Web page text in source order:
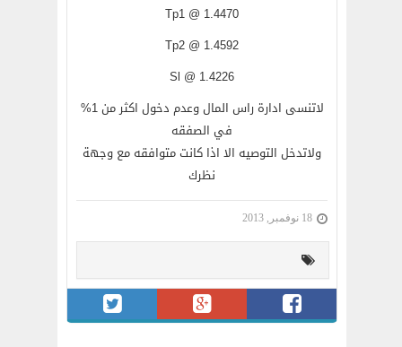
Tp1 @ 1.4470
Tp2 @ 1.4592
Sl @ 1.4226
لاتنسى ادارة راس المال وعدم دخول اكثر من 1%
في الصفقه
ولاتدخل التوصيه الا اذا كانت متوافقه مع وجهة
نظرك
18 نوفمبر, 2013